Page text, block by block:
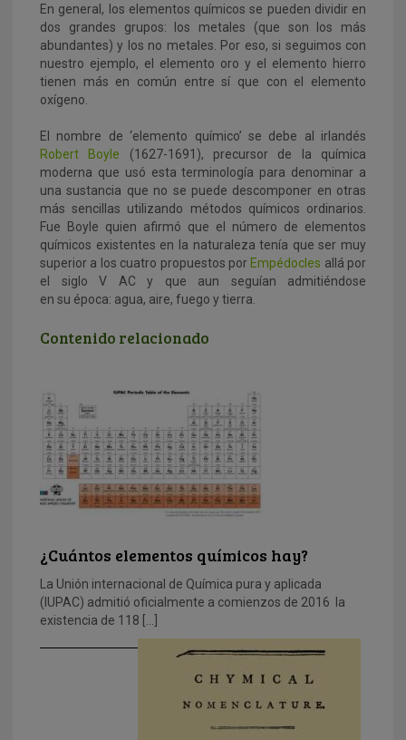
En general, los elementos químicos se pueden dividir en
dos grandes grupos: los metales (que son los más
abundantes) y los no metales. Por eso, si seguimos con
nuestro ejemplo, el elemento oro y el elemento hierro
tienen más en común entre sí que con el elemento
oxígeno.
El nombre de ‘elemento químico’ se debe al irlandés
Robert Boyle (1627-1691), precursor de la química
moderna que usó esta terminología para denominar a
una sustancia que no se puede descomponer en otras
más sencillas utilizando métodos químicos ordinarios.
Fue Boyle quien afirmó que el número de elementos
químicos existentes en la naturaleza tenía que ser muy
superior a los cuatro propuestos porEmpédocles allá por
el siglo V AC y que aun seguían admitiéndose
en su época: agua, aire, fuego y tierra.
Contenido relacionado
¿Cuántos elementos químicos hay?
La Unión internacional de Química pura y aplicada
(IUPAC) admitió oficialmente a comienzos de 2016 la
existencia de 118 […]